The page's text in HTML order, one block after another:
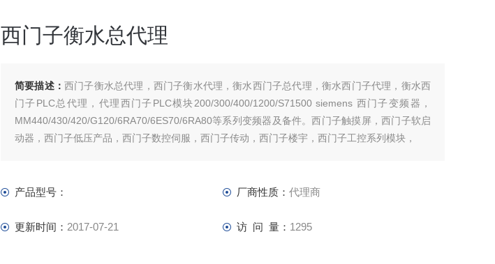
西门子衡水总代理
简要描述： 西门子衡水总代理，西门子衡水代理，衡水西门子总代理，衡水西门子代理，衡水西
门子PLC总代理，代理西门子PLC模块200/300/400/1200/S71500 siemens 西门子变频器，
MM440/430/420/G120/6RA70/6ES70/6RA80等系列变频器及备件。西门子触摸屏，西门子软启
动器，西门子低压产品，西门子数控伺服，西门子传动，西门子楼宇，西门子工控系列模块，
产品型号： 厂商性质： 代理商
更新时间： 2017-07-21 访 问 量： 1295